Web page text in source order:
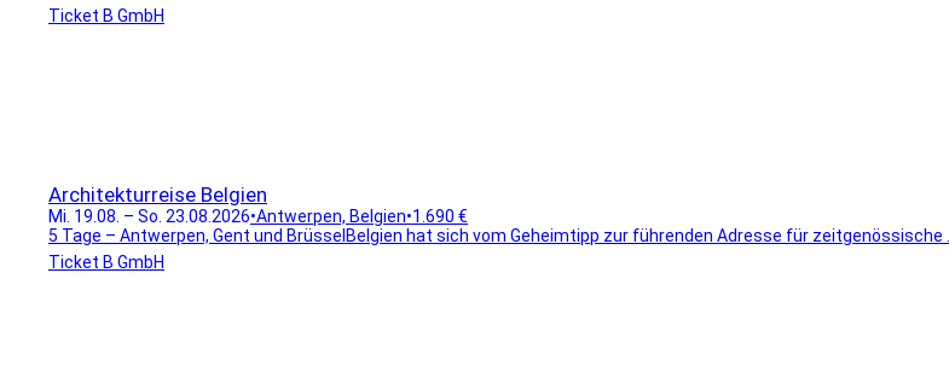
Ticket B GmbH
Architekturreise Belgien
Mi. 19.08. – So. 23.08.2026•Antwerpen, Belgien•1.690 €
5 Tage – Antwerpen, Gent und BrüsselBelgien hat sich vom Geheimtipp zur führenden Adresse für zeitgenössische ...
Ticket B GmbH